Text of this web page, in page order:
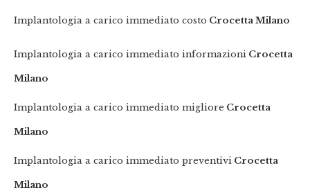
Implantologia a carico immediato costo Crocetta Milano
Implantologia a carico immediato informazioni Crocetta
Milano
Implantologia a carico immediato migliore Crocetta
Milano
Implantologia a carico immediato preventivi Crocetta
Milano